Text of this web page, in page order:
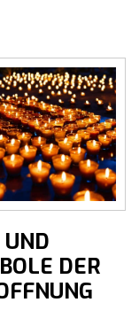
DER